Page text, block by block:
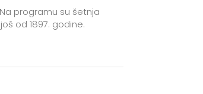
programu su šetnja
od 1897. godine.